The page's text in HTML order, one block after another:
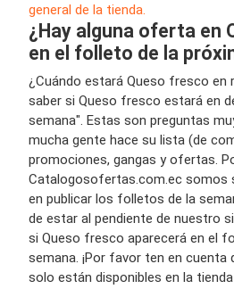
general de la tienda.
¿Hay alguna oferta en
en el folleto de la
¿Cuándo estará Queso fresco en
saber si Queso fresco estará en
semana". Estas son preguntas
mucha gente hace su lista (de
promociones, gangas y ofertas.
Catalogosofertas.com.ec somos
en publicar los folletos de la
de estar al pendiente de nuestro
si Queso fresco aparecerá en el
semana. ¡Por favor ten en
solo están disponibles en la tienda